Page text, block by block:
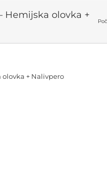
Hemijska olovka +